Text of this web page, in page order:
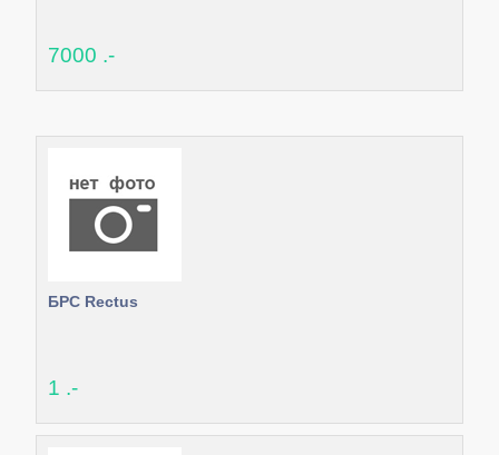
7000 .-
БРС Rectus
1 .-